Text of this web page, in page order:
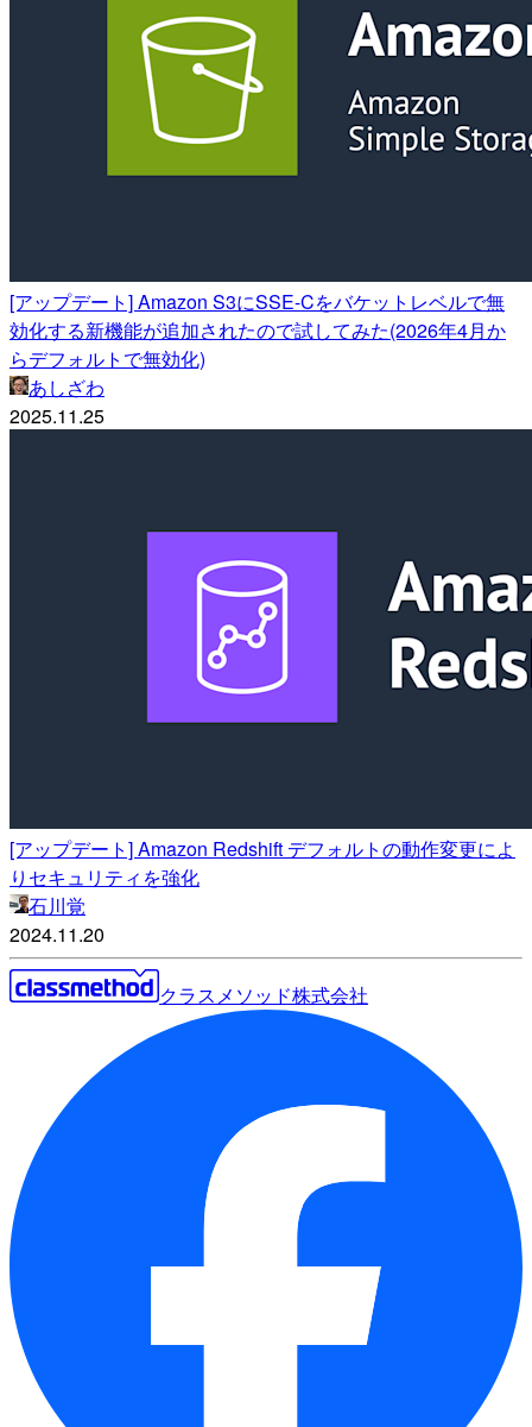
[アップデート] Amazon S3にSSE-Cをバケットレベルで無
効化する新機能が追加されたので試してみた(2026年4月か
らデフォルトで無効化)
あしざわ
2025.11.25
[アップデート] Amazon Redshift デフォルトの動作変更によ
りセキュリティを強化
石川覚
2024.11.20
クラスメソッド株式会社